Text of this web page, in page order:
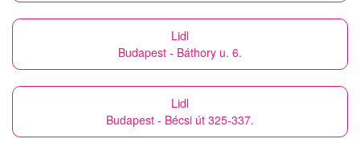
Lidl
Budapest - Báthory u. 6.
Lidl
Budapest - Bécsi út 325-337.